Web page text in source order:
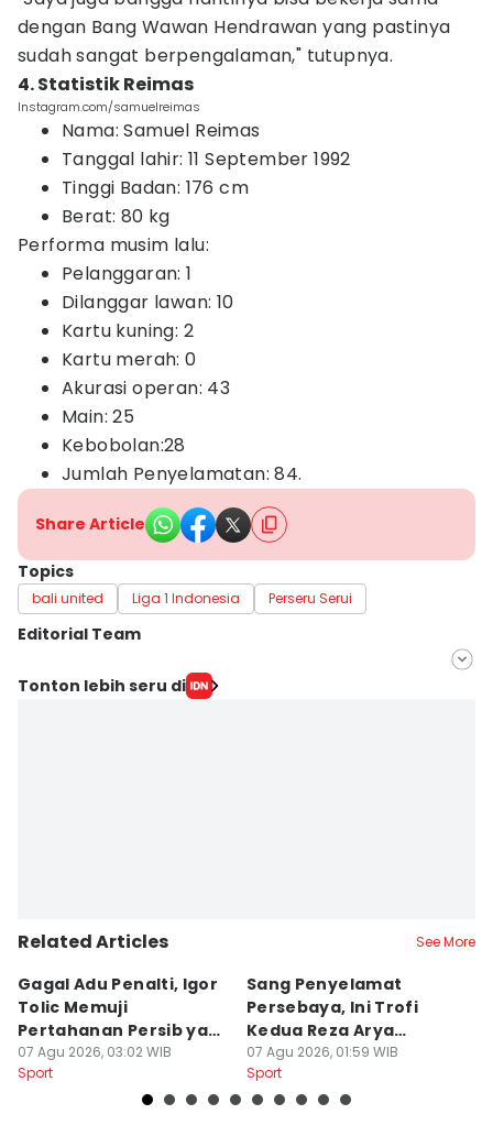
dengan Bang Wawan Hendrawan yang pastinya
sudah sangat berpengalaman," tutupnya.
4. Statistik Reimas
Instagram.com/samuelreimas
Nama: Samuel Reimas
Tanggal lahir: 11 September 1992
Tinggi Badan: 176 cm
Berat: 80 kg
Performa musim lalu:
Pelanggaran: 1
Dilanggar lawan: 10
Kartu kuning: 2
Kartu merah: 0
Akurasi operan: 43
Main: 25
Kebobolan:28
Jumlah Penyelamatan: 84.
Share Article
Topics
bali united Liga 1 Indonesia Perseru Serui
Editorial Team
Editor
Tonton lebih seru di
Related Articles See More
Gagal Adu Penalti, Igor
Tolic Memuji
Pertahanan Persib yang
Solid
07 Agu 2026, 03:02 WIB
Sport
Sang Penyelamat
Persebaya, Ini Trofi
Kedua Reza Arya
Bersama Tavares
07 Agu 2026, 01:59 WIB
Sport